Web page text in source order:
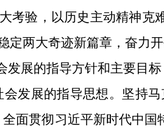
考验，以历史主动精神克
定两大奇迹新篇章，奋力
发展的指导方针和主要目标
会发展的指导思想。坚持
面贯彻习近平新时代中